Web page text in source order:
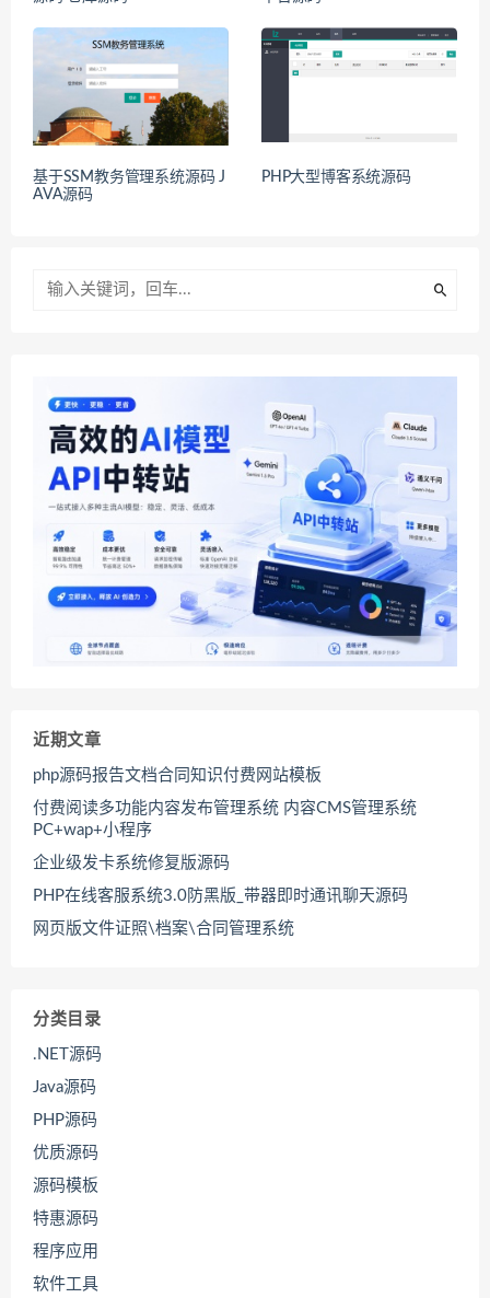
基于SSM教务管理系统源码 J
AVA源码
PHP大型博客系统源码
近期文章
php源码报告文档合同知识付费网站模板
付费阅读多功能内容发布管理系统 内容CMS管理系统
PC+wap+小程序
企业级发卡系统修复版源码
PHP在线客服系统3.0防黑版_带器即时通讯聊天源码
网页版文件证照\档案\合同管理系统
分类目录
.NET源码
Java源码
PHP源码
优质源码
源码模板
特惠源码
程序应用
软件工具